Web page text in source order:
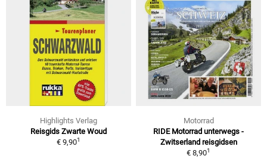
Highlights Verlag
Reisgids Zwarte Woud
€ 9,901
Motorrad
RIDE Motorrad unterwegs -
Zwitserland reisgidsen
€ 8,901